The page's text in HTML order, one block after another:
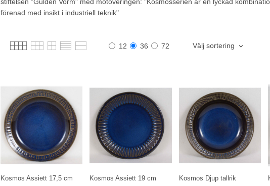
förenad med insikt i industriell teknik"
12 36 72 Välj sortering
Kosmos Assiett 17,5 cm Kosmos Assiett 19 cm Kosmos Djup tallrik